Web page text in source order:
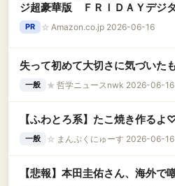
ジ超豪華版 ＦＲＩＤＡＹデジ
PR ☆ Amazon.co.jp 2026-06-16
失って初めて大切さに気づいた
一般 ★ 哲学ニュースnwk 2026-06-16
【ふわとろ系】たこ焼き作るよ
一般 ☆ まんぷくにゅーす 2026-06-16
【悲報】本田圭佑さん、海外で